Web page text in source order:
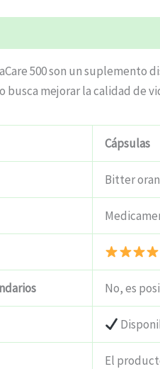
500 son un suplemento
mejorar la calidad de
Cápsulas
Bitter
No, es
El